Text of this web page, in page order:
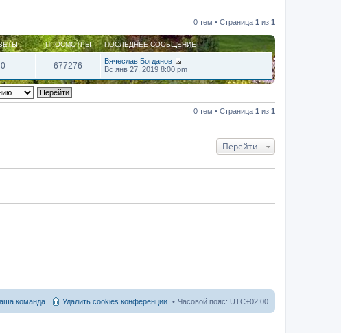
0 тем • Страница 1 из 1
ПРОСМОТРЫ ПОСЛЕДНЕЕ СООБЩЕНИЕ
0 677276
Вячеслав Богданов
П
р
й
е
Вс янв 27, 2019 8:00 pm
0 тем • Страница 1 из 1
Перейти
Часовой пояс: UTC+02:00
Удалить cookies конференции
команда